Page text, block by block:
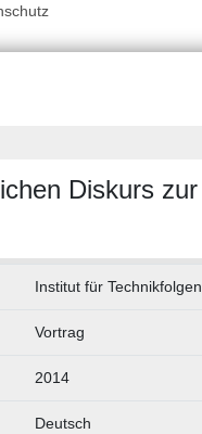
Diskurs
Institut für
Vortrag
2014
Deutsch